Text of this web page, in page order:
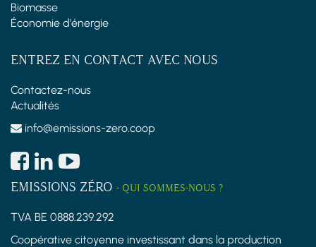
Biomasse
Économie d'énergie
ENTREZ EN CONTACT AVEC NOUS
Contactez-nous
Actualités
info@emissions-zero.coop
EMISSIONS ZÉRO - QUI SOMMES-NOUS ?
TVA BE 0888.239.292
Coopérative citoyenne investissant dans la production